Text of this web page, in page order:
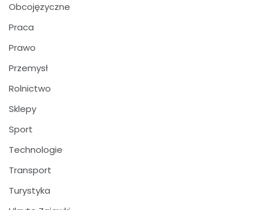
Obcojęzyczne
Praca
Prawo
Przemysł
Rolnictwo
Sklepy
Sport
Technologie
Transport
Turystyka